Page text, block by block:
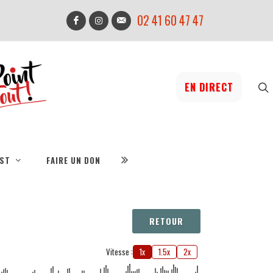
02 41 60 47 47
EN DIRECT
FAIRE UN DON
RETOUR
Vitesse : 1x 1.5x 2x